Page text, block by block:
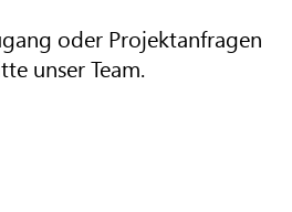
oder Projektanfragen
unser Team.